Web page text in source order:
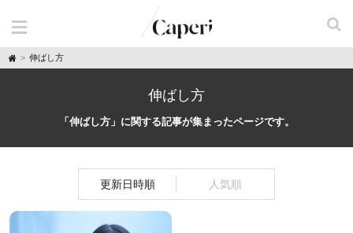
H
o
伸ばし方
伸ばし方
「伸ばし方」に関する記事が集まったページです。
更新日時順 人気順